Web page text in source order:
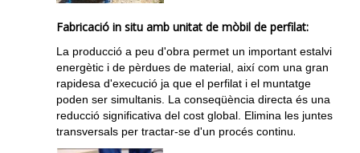
Fabricació in situ amb unitat de mòbil de perfilat:
La producció a peu d'obra permet un important estalvi
energètic i de pèrdues de material, així com una gran
rapidesa d'execució ja que el perfilat i el muntatge
poden ser simultanis. La conseqüència directa és una
reducció significativa del cost global. Elimina les juntes
transversals per tractar-se d'un procés continu.